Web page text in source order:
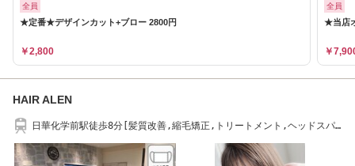
全員
★定番★デザインカット+ブロー 2800円
￥2,800
全員
★当店
￥
HAIR ALEN
日華化学前駅徒歩8分[髪質改善,縮毛矯正,トリートメント,ヘッドスパ,